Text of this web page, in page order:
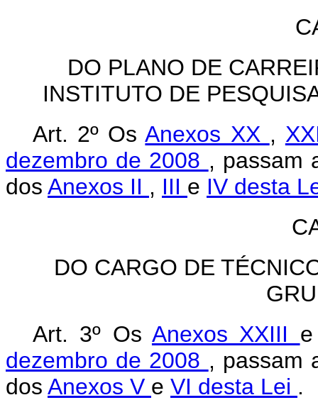
DO PLANO DE
INSTITUTO DE
Art. 2º OsAnexos XX ,
dezembro de 2008 , passam
dos Anexos II , III e IV desta
DO CARGO DE
Art. 3º Os Anexos XXIII
dezembro de 2008 , passam
dos Anexos V e VI desta Lei .